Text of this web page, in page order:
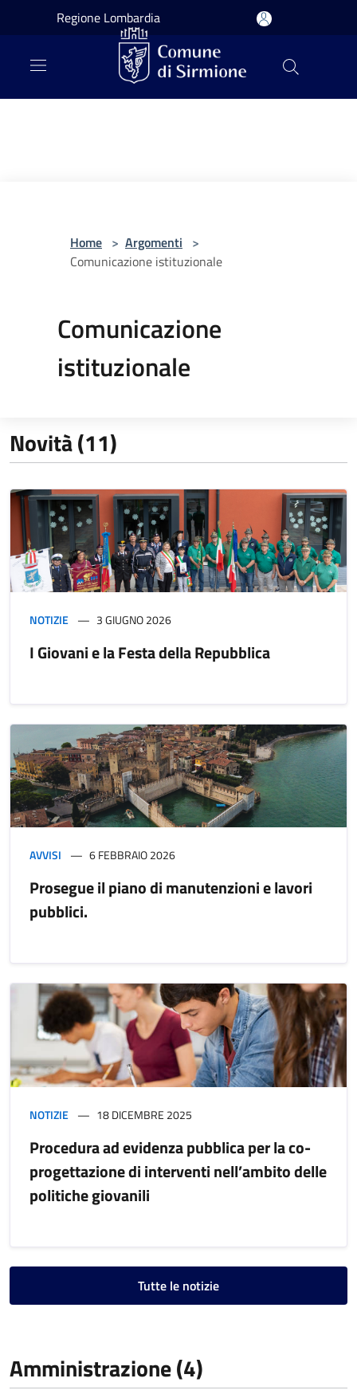
Salta al contenuto principale
Regione Lombardia
Home > Argomenti >
Comunicazione istituzionale
Comunicazione
istituzionale
Novità (11)
NOTIZIE 3 GIUGNO 2026
I Giovani e la Festa della Repubblica
AVVISI 6 FEBBRAIO 2026
Prosegue il piano di manutenzioni e lavori
pubblici.
NOTIZIE 18 DICEMBRE 2025
Procedura ad evidenza pubblica per la co-
progettazione di interventi nell’ambito delle
politiche giovanili
Tutte le notizie
Amministrazione (4)